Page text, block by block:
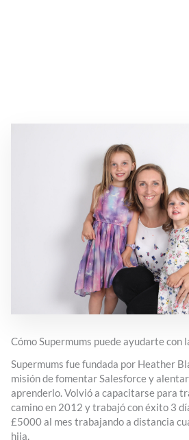
Cómo Supermums puede ayudarte con
Supermums fue fundada por Heather
misión de fomentar Salesforce y
aprenderlo. Volvió a capacitarse para
camino en 2012 y trabajó con éxito 3
£5000 al mes trabajando a distancia
hija.